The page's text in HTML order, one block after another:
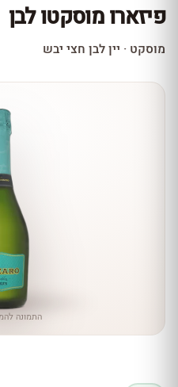
עכשיו ב-10% הנחה
פיזארו מוסקטו לבן
מוסקט · יין לבן חצי יבש
התמונה